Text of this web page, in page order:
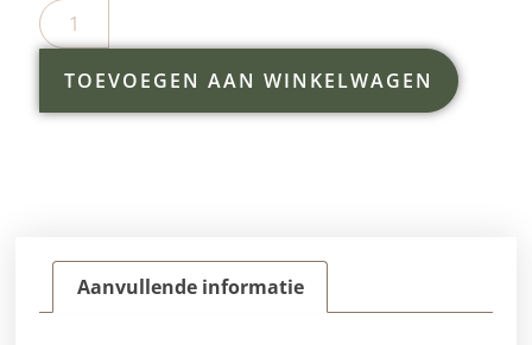
TOEVOEGEN AAN WINKELWAGEN
Aanvullende informatie